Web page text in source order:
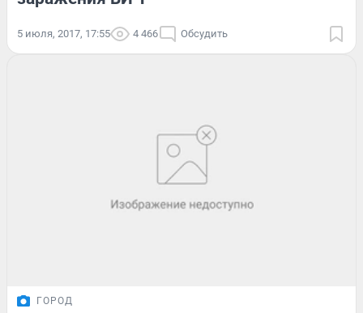
5 июля, 2017, 17:55 4 466 Обсудить
ГОРОД